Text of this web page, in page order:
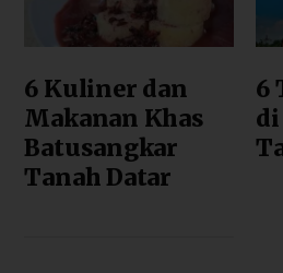
6 Kuliner dan
Makanan Khas
Batusangkar
Tanah Datar
6